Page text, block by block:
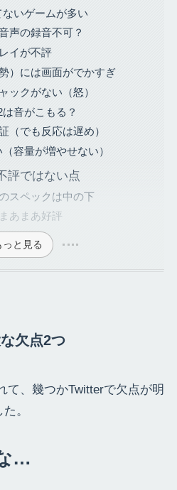
いゲームが多い
声の録音不可？
イが不評
）には画面がでかすぎ
ックがない（怒）
音がこもる？
（でも反応は遅め）
容量が増やせない）
評ではない点
スペックは中の下
あまあ好評
っと見る
欠点2つ
て、幾つかTwitterで欠点が明
。
…